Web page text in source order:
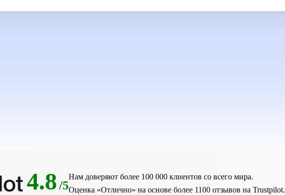
4.8/5
Нам доверяют более 100 000 клиентов со всего мира.
Оценка «Отлично» на основе более 1100 отзывов на Trustpilot.